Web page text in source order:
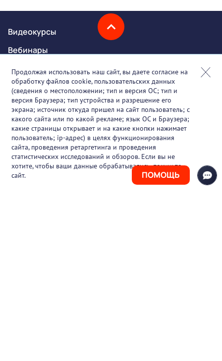
ПОМОЩЬ
Видеокурсы
Вебинары
Онлайн-события
Партнеры
О проекте
Вакансии
Блог
Контакты
Продолжая использовать наш сайт, вы даете согласие на
обработку файлов cookie, пользовательских данных
(сведения о местоположении; тип и версия ОС; тип и
версия Браузера; тип устройства и разрешение его
экрана; источник откуда пришел на сайт пользователь; с
какого сайта или по какой рекламе; язык ОС и Браузера;
какие страницы открывает и на какие кнопки нажимает
пользователь; ip-адрес) в целях функционирования
сайта, проведения ретаргетинга и проведения
статистических исследований и обзоров. Если вы не
хотите, чтобы ваши данные обрабатывались, покиньте
сайт.